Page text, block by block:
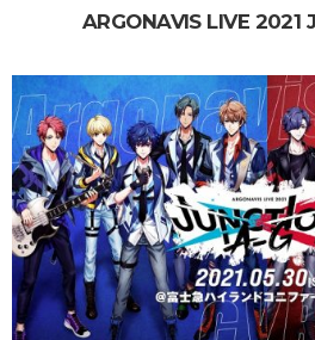
ARGONAVIS LIVE 2021